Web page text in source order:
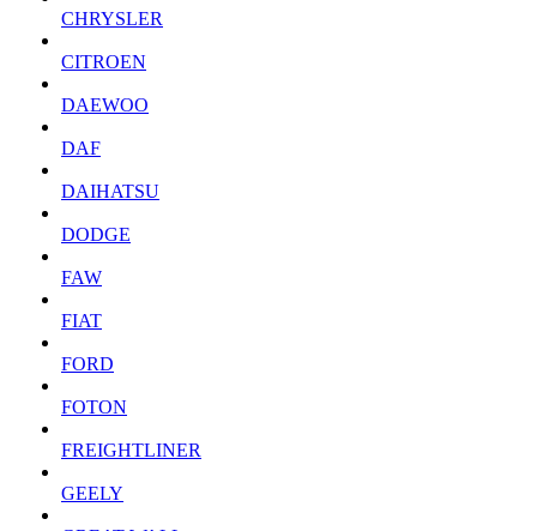
CHRYSLER
CITROEN
DAEWOO
DAF
DAIHATSU
DODGE
FAW
FIAT
FORD
FOTON
FREIGHTLINER
GEELY